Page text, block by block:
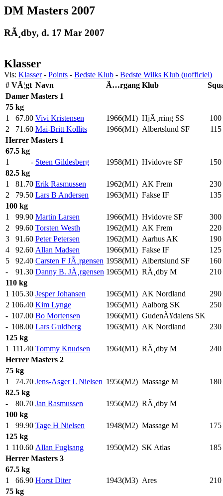
DM Masters 2007
RÃ¸dby, d. 17 Mar 2007
Klasser
Vis: Klasser- Points - Bedste Klub - Bedste Wilks Klub (uofficiel)
# VÃ¦gt Navn Ã…rgang Klub
Damer Masters 1
75 kg
1
67.80 Vivi Kristensen 1966(M1) HjÃ¸rring SS 100
2
71.60 Mai-Britt Kollits 1966(M1) Albertslund SF 115
Herrer Masters 1
67.5 kg
1
- Steen Gildesberg 1958(M1) Hvidovre SF 150
82.5 kg
1
81.70 Erik Rasmussen 1962(M1) AK Frem 230
2
79.50 Lars B Andersen 1963(M1) Fakse IF 135
100 kg
1
99.90 Martin Larsen 1966(M1) Hvidovre SF 300
2
99.60 Torsten Westh 1962(M1) AK Frem 220
3
91.60 Peter Petersen 1962(M1) Aarhus AK 190
4
92.60 Allan Madsen 1966(M1) Fakse IF 125
5
92.40 Carsten F JÃ¸rgensen 1958(M1) Albertslund SF 160
-
91.30 Danny B. JÃ¸rgensen 1965(M1) RÃ¸dby M 210
110 kg
1 105.30 Jesper Johansen 1965(M1) AK Nordland 290
2 106.40 Kim Lynge 1965(M1) Aalborg SK 250
- 107.00 Bo Mortensen 1966(M1) GudenÃ¥dalens SK
- 108.00 Lars Guldberg 1963(M1) AK Nordland 230
125 kg
1 111.40 Tommy Knudsen 1964(M1) RÃ¸dby M 240
Herrer Masters 2
75 kg
1
74.70 Jens-Asger L Nielsen 1956(M2) Massage M 180
82.5 kg
-
80.70 Jan Rasmussen 1956(M2) RÃ¸dby M
100 kg
1
99.90 Tage H Nielsen 1948(M2) Massage M 175
125 kg
1 110.60 Allan Fuglsang 1950(M2) SK Atlas 185
Herrer Masters 3
67.5 kg
1
66.90 Horst Diter 1943(M3) Ares 210
75 kg